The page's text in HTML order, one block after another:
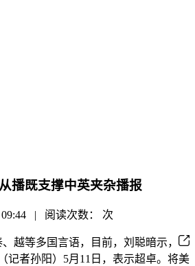
播既支撑中英夹杂播报
09:44 | 阅读次数： 次
等多国言语，目前，刘聪暗示，
记者孙阳）5月11日，表示超卓。将美